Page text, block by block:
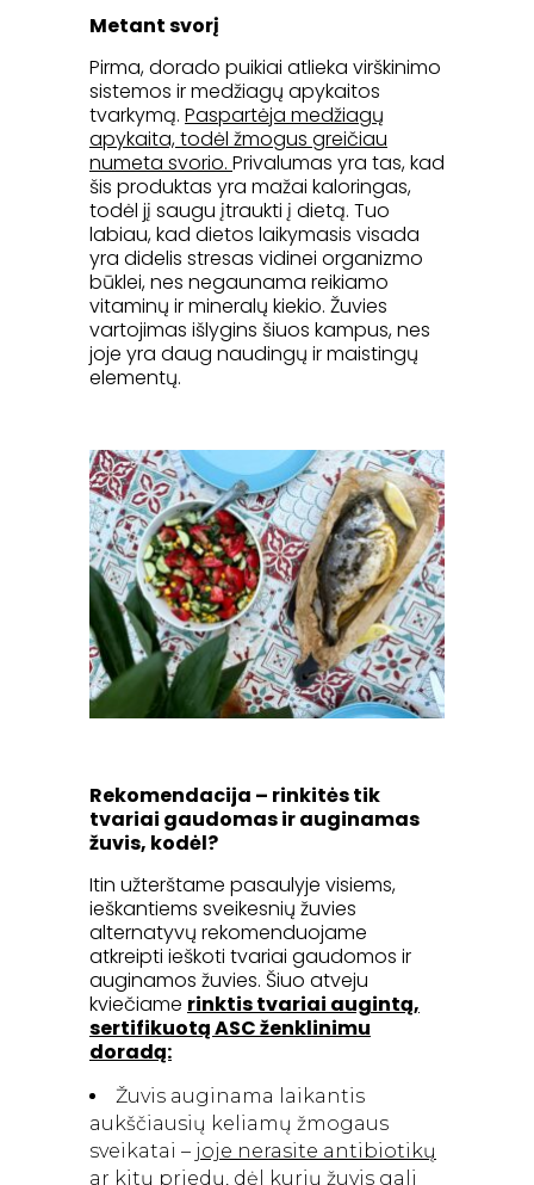
Metant svorį
Pirma, dorado puikiai atlieka virškinimo
sistemos ir medžiagų apykaitos
tvarkymą. Paspartėja medžiagų
apykaita, todėl žmogus greičiau
numeta svorio. Privalumas yra tas, kad
šis produktas yra mažai kaloringas,
todėl jį saugu įtraukti į dietą. Tuo
labiau, kad dietos laikymasis visada
yra didelis stresas vidinei organizmo
būklei, nes negaunama reikiamo
vitaminų ir mineralų kiekio. Žuvies
vartojimas išlygins šiuos kampus, nes
joje yra daug naudingų ir maistingų
elementų.
Rekomendacija – rinkitės tik
tvariai gaudomas ir auginamas
žuvis, kodėl?
Itin užterštame pasaulyje visiems,
ieškantiems sveikesnių žuvies
alternatyvų rekomenduojame
atkreipti ieškoti tvariai gaudomos ir
auginamos žuvies. Šiuo atveju
kviečiame rinktis tvariai augintą,
sertifikuotą ASC ženklinimu
doradą:
Žuvis auginama laikantis
aukščiausių keliamų žmogaus
sveikatai – joje nerasite antibiotikų
ar kitų priedų, dėl kurių žuvis gali